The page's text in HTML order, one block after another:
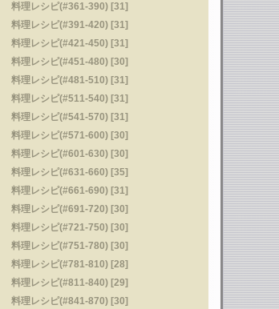
料理レシピ(#361-390) [31]
料理レシピ(#391-420) [31]
料理レシピ(#421-450) [31]
料理レシピ(#451-480) [30]
料理レシピ(#481-510) [31]
料理レシピ(#511-540) [31]
料理レシピ(#541-570) [31]
料理レシピ(#571-600) [30]
料理レシピ(#601-630) [30]
料理レシピ(#631-660) [35]
料理レシピ(#661-690) [31]
料理レシピ(#691-720) [30]
料理レシピ(#721-750) [30]
料理レシピ(#751-780) [30]
料理レシピ(#781-810) [28]
料理レシピ(#811-840) [29]
料理レシピ(#841-870) [30]